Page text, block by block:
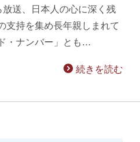
送、日本人の心に深く残
支持を集め長年親しまれて
・ナンバー」とも…
続きを読む